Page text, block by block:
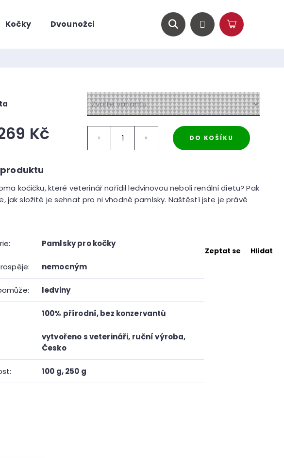
Kočky Dvounožci Magazín
HledatPřihlášeníNákupní
kočičku, které veterinář nařídil ledvinovou neboli renální dietu? Pak
jak složité je sehnat pro ni vhodné pamlsky. Naštěstí jste je právě
Kč DO KOŠÍKU
: Pamlsky pro kočky
: nemocným
: ledviny
100% přírodní, bez konzervantů
vytvořeno s veterináři, ruční výroba,
Česko
: 100 g, 250 g
Zeptat se Hlídat